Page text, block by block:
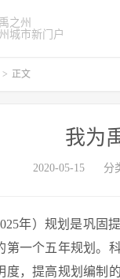
之州
城市新门户
> 正文
我为
2020-05-15 分
年）规划是巩
第一个五年规划。
，提高规划编制